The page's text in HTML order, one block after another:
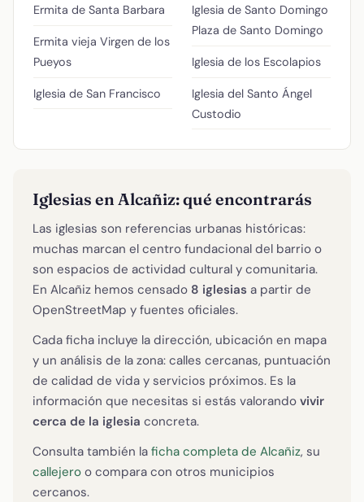
Ermita de Santa Barbara
Ermita vieja Virgen de los
Pueyos
Iglesia de San Francisco
Iglesia de Santo Domingo
Plaza de Santo Domingo
Iglesia de los Escolapios
Iglesia del Santo Ángel
Custodio
Iglesias en Alcañiz: qué encontrarás
Las iglesias son referencias urbanas históricas:
muchas marcan el centro fundacional del barrio o
son espacios de actividad cultural y comunitaria.
En Alcañiz hemos censado 8 iglesias a partir de
OpenStreetMap y fuentes oficiales.
Cada ficha incluye la dirección, ubicación en mapa
y un análisis de la zona: calles cercanas, puntuación
de calidad de vida y servicios próximos. Es la
información que necesitas si estás valorando vivir
cerca de la iglesia concreta.
Consulta también la ficha completa de Alcañiz, su
callejero o compara con otros municipios
cercanos.